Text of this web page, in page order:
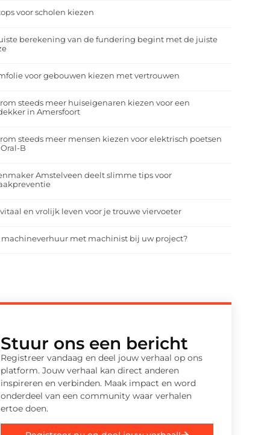
voor scholen kiezen
berekening van de fundering begint met de juiste
voor gebouwen kiezen met vertrouwen
steeds meer huiseigenaren kiezen voor een
in Amersfoort
steeds meer mensen kiezen voor elektrisch poetsen
B
Amstelveen deelt slimme tips voor
en vrolijk leven voor je trouwe viervoeter
machineverhuur met machinist bij uw project?
Stuur ons een bericht
Registreer vandaag en deel jouw verhaal op ons
platform. Jouw verhaal kan direct anderen
inspireren en verbinden. Maak impact en word
onderdeel van een community waar verhalen
ertoe doen.